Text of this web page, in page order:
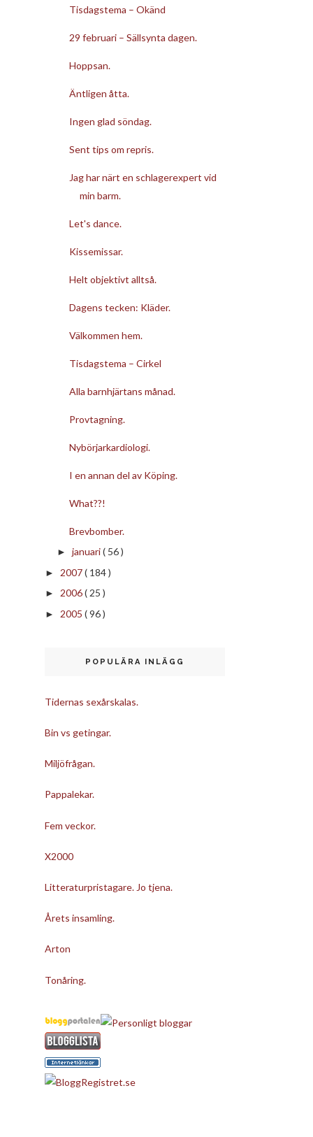
Tisdagstema – Okänd
29 februari – Sällsynta dagen.
Hoppsan.
Äntligen åtta.
Ingen glad söndag.
Sent tips om repris.
Jag har närt en schlagerexpert vid
min barm.
Let's dance.
Kissemissar.
Helt objektivt alltså.
Dagens tecken: Kläder.
Välkommen hem.
Tisdagstema – Cirkel
Alla barnhjärtans månad.
Provtagning.
Nybörjarkardiologi.
I en annan del av Köping.
What??!
Brevbomber.
► januari( 56 )
► 2007( 184 )
► 2006( 25 )
► 2005 ( 96 )
POPULÄRA INLÄGG
Tidernas sexårskalas.
Bin vs getingar.
Miljöfrågan.
Pappalekar.
Fem veckor.
X2000
Litteraturpristagare. Jo tjena.
Årets insamling.
Arton
Tonåring.